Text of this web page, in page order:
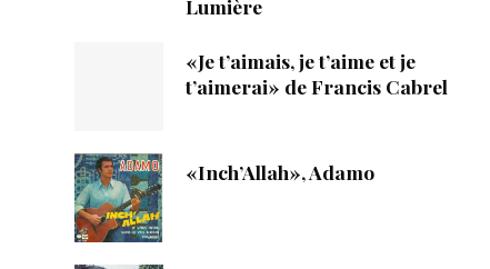
Lumière
«Je t’aimais, je t’aime et je
t’aimerai» de Francis Cabrel
«Inch’Allah», Adamo